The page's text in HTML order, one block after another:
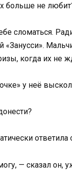
больше не
сломаться.
«Занусси».
когда их не
у неё
ответила
— сказал он,